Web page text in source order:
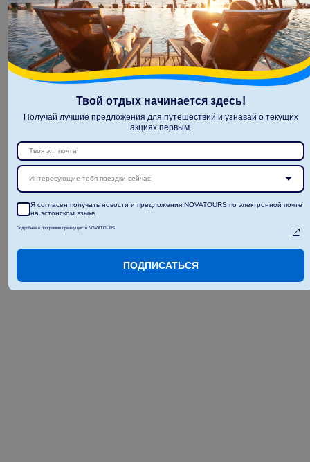
Твой отдых начинается здесь!
Получай лучшие предложения для путешествий и узнавай о текущих
акциях первым.
Интересующие тебя поездки сейчас
Я согласен получать новости и предложения NOVATOURS по электронной почте
на эстонском языке
Подробнее о программе преимуществ NOVATOURS
ПОДПИСАТЬСЯ